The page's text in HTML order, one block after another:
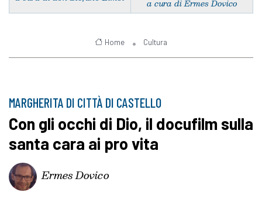
a cura di Ermes Dovico
Home Cultura
MARGHERITA DI CITTÀ DI CASTELLO
Con gli occhi di Dio, il docufilm sulla
santa cara ai pro vita
Ermes Dovico